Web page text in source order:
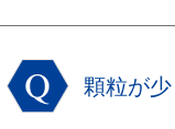
顆粒が